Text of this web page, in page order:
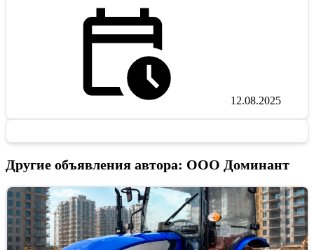
12.08.2025
Другие объявления автора: ООО Доминант